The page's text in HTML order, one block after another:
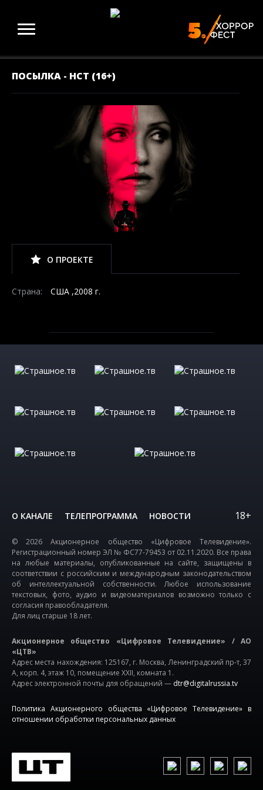
ПОСЫЛКА - НСТ (16+)
О ПРОЕКТЕ
Страна: США ,2008 г.
О КАНАЛЕ ТЕЛЕПРОГРАММА НОВОСТИ 18+
© 2026 Акционерное общество «Цифровое Телевидение».
Регистрационный номер ЭЛ № ФС77-79453 от 02.11.2020. Все права
на любые материалы, опубликованные на сайте, защищены в
соответствии с российским и международным законодательством
об интеллектуальной собственности. Любое использование
текстовых, фото, аудио и видеоматериалов возможно только с
согласия правообладателя.
Для лиц старше 18 лет.
Акционерное общество «Цифровое Телевидение» / АО
«ЦТВ»
Адрес места нахождения: 125167, г. Москва, Ленинградский пр-т, 37
А, корп. 4, этаж 10, помещение XXII, комната 1.
Адрес электронной почты для обращений — dtr@digitalrussia.tv
Политика Акционерного общества «Цифровое Телевидение» в
отношении обработки персональных данных